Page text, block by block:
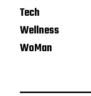
Tech
Wellness
WoMan